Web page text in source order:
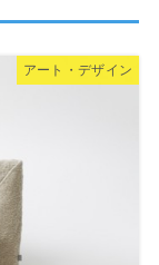
アート・デザイン